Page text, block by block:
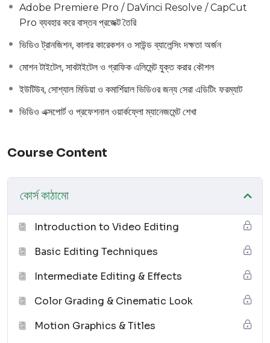
Adobe Premiere Pro / DaVinci Resolve / CapCut
Pro ব্যবহার করে বাস্তব প্রজেক্ট তৈরি
ভিডিও ট্রানজিশন, কালার কারেকশন ও সাউন্ড ব্যালেন্সিং দক্ষতা অর্জন
মোশন টাইটেল, সাবটাইটেল ও গ্রাফিক এলিমেন্ট যুক্ত করার কৌশল
ইউটিউব, সোশ্যাল মিডিয়া ও কমার্শিয়াল ভিডিওর জন্য সেরা এডিটিং ফরম্যাট
ভিডিও এক্সপোর্ট ও প্রফেশনাল ওয়ার্কফ্লো ম্যানেজমেন্ট শেখা
Course Content
কোর্স কাঠামো
Introduction to Video Editing
Basic Editing Techniques
Intermediate Editing & Effects
Color Grading & Cinematic Look
Motion Graphics & Titles